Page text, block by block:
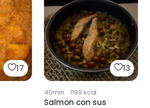
17 13
40min · 1199 kcal
Salmon con sus